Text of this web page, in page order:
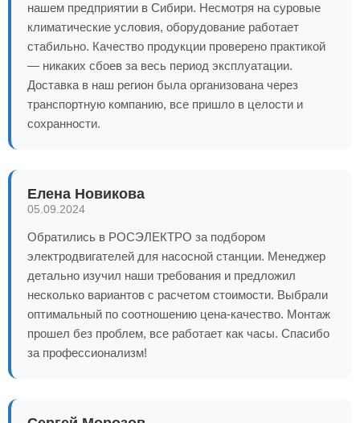
нашем предприятии в Сибири. Несмотря на суровые
климатические условия, оборудование работает
стабильно. Качество продукции проверено практикой
— никаких сбоев за весь период эксплуатации.
Доставка в наш регион была организована через
транспортную компанию, все пришло в целости и
сохранности.
Елена Новикова
05.09.2024
Обратились в РОСЭЛЕКТРО за подбором
электродвигателей для насосной станции. Менеджер
детально изучил наши требования и предложил
несколько вариантов с расчетом стоимости. Выбрали
оптимальный по соотношению цена-качество. Монтаж
прошел без проблем, все работает как часы. Спасибо
за профессионализм!